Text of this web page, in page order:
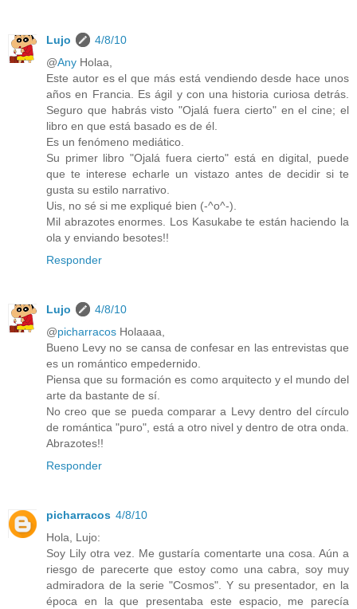
Lujo
4/8/10
@Any Holaa,
Este autor es el que más está vendiendo desde hace unos
años en Francia. Es ágil y con una historia curiosa detrás.
Seguro que habrás visto "Ojalá fuera cierto" en el cine; el
libro en que está basado es de él.
Es un fenómeno mediático.
Su primer libro "Ojalá fuera cierto" está en digital, puede
que te interese echarle un vistazo antes de decidir si te
gusta su estilo narrativo.
Uis, no sé si me expliqué bien (-^o^-).
Mil abrazotes enormes. Los Kasukabe te están haciendo la
ola y enviando besotes!!
Responder
Lujo
4/8/10
@picharracos Holaaaa,
Bueno Levy no se cansa de confesar en las entrevistas que
es un romántico empedernido.
Piensa que su formación es como arquitecto y el mundo del
arte da bastante de sí.
No creo que se pueda comparar a Levy dentro del círculo
de romántica "puro", está a otro nivel y dentro de otra onda.
Abrazotes!!
Responder
picharracos 4/8/10
Hola, Lujo:
Soy Lily otra vez. Me gustaría comentarte una cosa. Aún a
riesgo de parecerte que estoy como una cabra, soy muy
admiradora de la serie "Cosmos". Y su presentador, en la
época en la que presentaba este espacio, me parecía